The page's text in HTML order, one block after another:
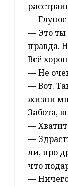
—
— Это ты
правда.
Всё
— Не
— Вот.
жизни
Забота,
—
—
ли, про
что
—